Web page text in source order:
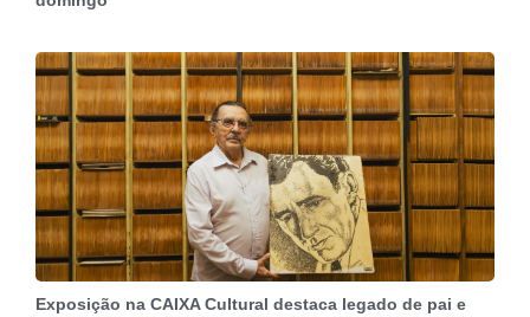
Exposição na CAIXA Cultural destaca legado de pai e